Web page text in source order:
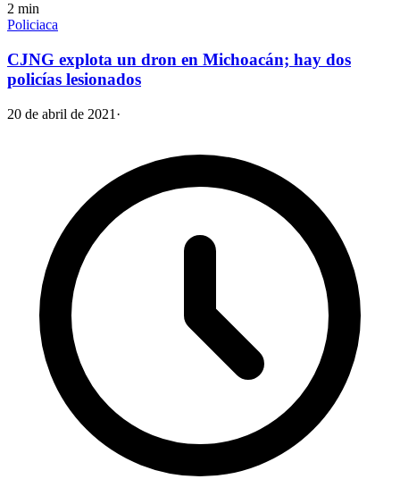
2 min
Policiaca
CJNG explota un dron en Michoacán; hay dos
policías lesionados
20 de abril de 2021 ·